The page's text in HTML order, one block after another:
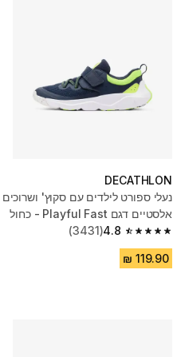
DECATHLON
נעלי ספורט לילדים עם סקוץ' ושרוכים
אלסטיים דגם Playful Fast - כחול
4.8
4.8 out of 5 stars from 3431 reviews
(3431)